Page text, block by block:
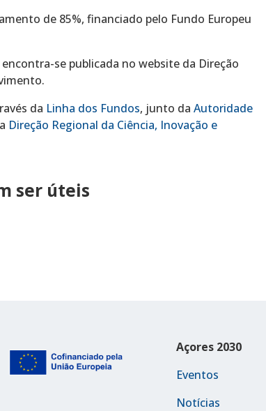
de 85%, financiado pelo Fundo Europeu
se publicada no website da Direção
da Linha dos Fundos, junto daAutoridade
Direção Regional da Ciência, Inovação e
ser úteis
Açores 2030
Eventos
Notícias